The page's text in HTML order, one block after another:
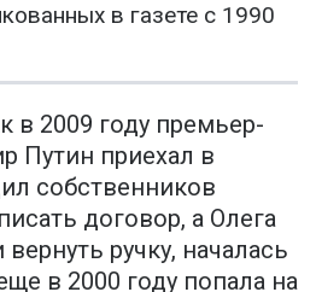
в газете с 1990
в 2009 году премьер-
Путин приехал в
собственников
договор, а Олега
ручку, началась
в 2000 году попала на